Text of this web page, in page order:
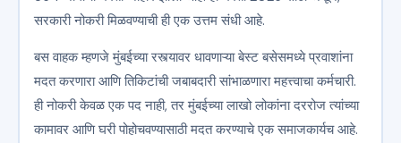
सरकारी नोकरी मिळवण्याची ही एक उत्तम संधी आहे.
बस वाहक म्हणजे मुंबईच्या रस्त्यावर धावणाऱ्या बेस्ट बसेसमध्ये प्रवाशांना
मदत करणारा आणि तिकिटांची जबाबदारी सांभाळणारा महत्त्वाचा कर्मचारी.
ही नोकरी केवळ एक पद नाही, तर मुंबईच्या लाखो लोकांना दररोज त्यांच्या
कामावर आणि घरी पोहोचवण्यासाठी मदत करण्याचे एक समाजकार्यच आहे.